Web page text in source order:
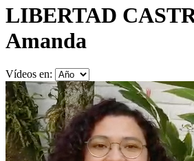
LIBERTAD
Amanda
Vídeos en: